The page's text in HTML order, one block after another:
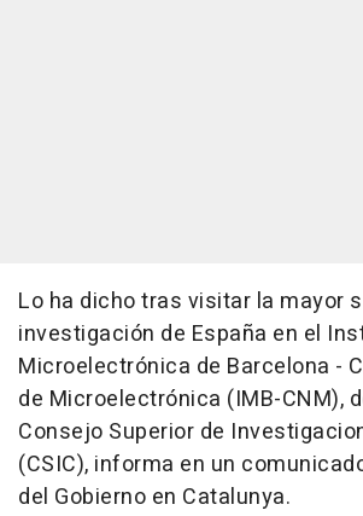
Lo ha dicho tras visitar la mayor
investigación de España en el
Microelectrónica de Barcelona -
de Microelectrónica (IMB-CNM),
Consejo Superior de
(CSIC), informa en un
del Gobierno en Catalunya.